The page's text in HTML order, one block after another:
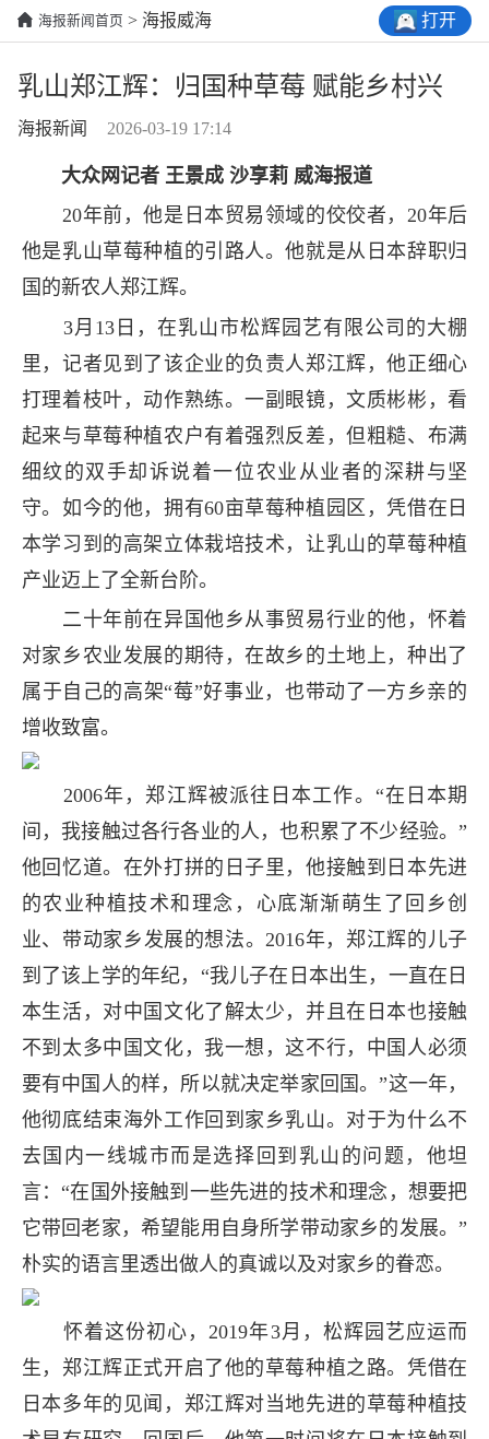
海报新闻首页 > 海报威海 打开
乳山郑江辉：归国种草莓 赋能乡村兴
海报新闻 2026-03-19 17:14
大众网记者 王景成 沙享莉 威海报道
20年前，他是日本贸易领域的佼佼者，20年后
他是乳山草莓种植的引路人。他就是从日本辞职归
国的新农人郑江辉。
3月13日，在乳山市松辉园艺有限公司的大棚
里，记者见到了该企业的负责人郑江辉，他正细心
打理着枝叶，动作熟练。一副眼镜，文质彬彬，看
起来与草莓种植农户有着强烈反差，但粗糙、布满
细纹的双手却诉说着一位农业从业者的深耕与坚
守。如今的他，拥有60亩草莓种植园区，凭借在日
本学习到的高架立体栽培技术，让乳山的草莓种植
产业迈上了全新台阶。
二十年前在异国他乡从事贸易行业的他，怀着
对家乡农业发展的期待，在故乡的土地上，种出了
属于自己的高架“莓”好事业，也带动了一方乡亲的
增收致富。
2006年，郑江辉被派往日本工作。“在日本期
间，我接触过各行各业的人，也积累了不少经验。”
他回忆道。在外打拼的日子里，他接触到日本先进
的农业种植技术和理念，心底渐渐萌生了回乡创
业、带动家乡发展的想法。2016年，郑江辉的儿子
到了该上学的年纪，“我儿子在日本出生，一直在日
本生活，对中国文化了解太少，并且在日本也接触
不到太多中国文化，我一想，这不行，中国人必须
要有中国人的样，所以就决定举家回国。”这一年，
他彻底结束海外工作回到家乡乳山。对于为什么不
去国内一线城市而是选择回到乳山的问题，他坦
言：“在国外接触到一些先进的技术和理念，想要把
它带回老家，希望能用自身所学带动家乡的发展。”
朴实的语言里透出做人的真诚以及对家乡的眷恋。
怀着这份初心，2019年3月，松辉园艺应运而
生，郑江辉正式开启了他的草莓种植之路。凭借在
日本多年的见闻，郑江辉对当地先进的草莓种植技